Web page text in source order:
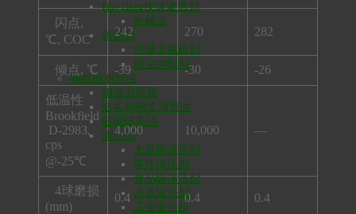
Bio-Blast快速渗透剂
枪械油
防锈剂
混凝土脱模剂
粉尘抑制剂
钢丝绳润滑油
钢缆润滑脂
链条和钢缆润滑油
链锯链条油
清洗剂
大豆橙清洗剂
零件清洗剂
食品级清洗剂
水基清洗剂
工业吸油粉
闪点,
℃, COC
242 270 282
倾点, ℃ -39 -30 -26
低温性
Brookfield
D-2983,
cps
@-25℃
4,000 10,000 —
4球磨损
(mm)
0.4 0.4 0.4